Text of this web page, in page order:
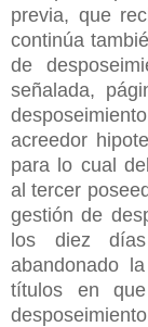
previa, que
continúa
de
señalada,
acreedor
para lo cual
al tercer
gestión de
los diez
abandonado
títulos en